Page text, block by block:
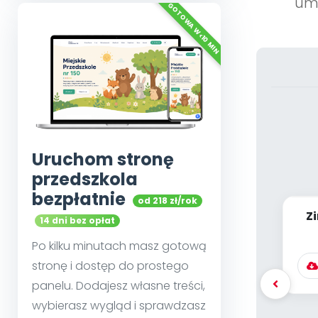
Uruchom stronę
przedszkola
bezpłatnie
od 218 zł/rok
14 dni bez opłat
Po kilku minutach masz gotową
stronę i dostęp do prostego
panelu. Dodajesz własne treści,
wybierasz wygląd i sprawdzasz